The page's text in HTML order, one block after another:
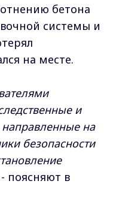
бетона
системы и
на месте.
и
на
безопасности
- поясняют в